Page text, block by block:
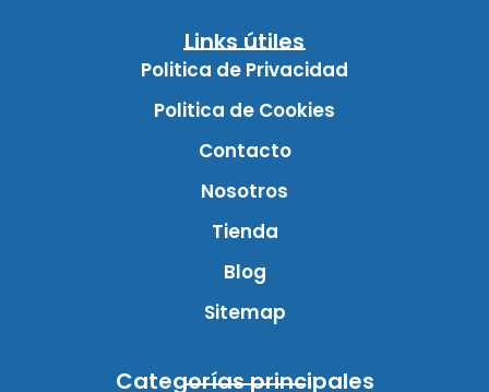
Links útiles
Politica de Privacidad
Politica de Cookies
Contacto
Nosotros
Tienda
Blog
Sitemap
Categorías principales